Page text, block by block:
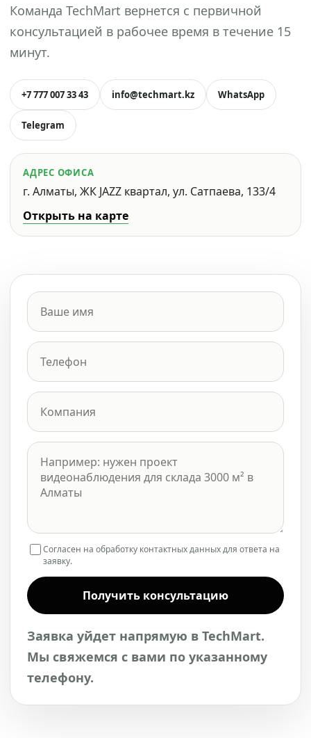
Команда TechMart вернется с первичной
консультацией в рабочее время в течение 15
минут.
+7 777 007 33 43 info@techmart.kz WhatsApp
Telegram
АДРЕС ОФИСА
г. Алматы, ЖК JAZZ квартал, ул. Сатпаева, 133/4
Открыть на карте
Согласен на обработку контактных данных для ответа на
заявку.
Получить консультацию
Заявка уйдет напрямую в TechMart.
Мы свяжемся с вами по указанному
телефону.